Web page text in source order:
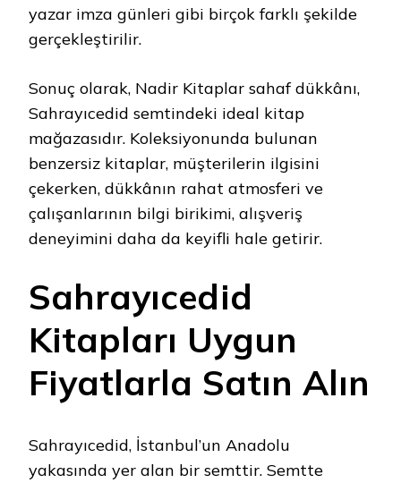
yazar imza günleri gibi birçok farklı şekilde
gerçekleştirilir.
Sonuç olarak, Nadir Kitaplar sahaf dükkânı,
Sahrayıcedid semtindeki ideal kitap
mağazasıdır. Koleksiyonunda bulunan
benzersiz kitaplar, müşterilerin ilgisini
çekerken, dükkânın rahat atmosferi ve
çalışanlarının bilgi birikimi, alışveriş
deneyimini daha da keyifli hale getirir.
Sahrayıcedid
Kitapları Uygun
Fiyatlarla Satın Alın
Sahrayıcedid, İstanbul’un Anadolu
yakasında yer alan bir semttir. Semtte